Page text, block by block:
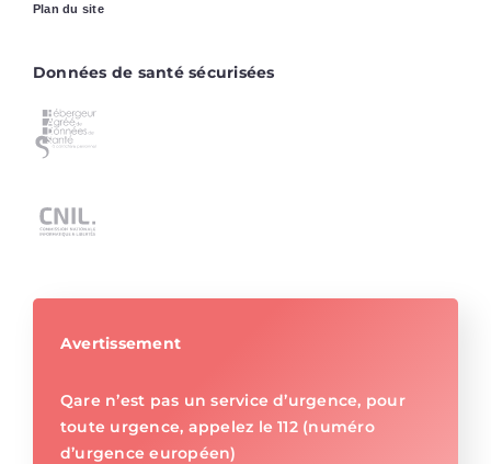
Plan du site
Données de santé sécurisées
Avertissement
Qare n’est pas un service d’urgence, pour
toute urgence, appelez le 112 (numéro
d’urgence européen)